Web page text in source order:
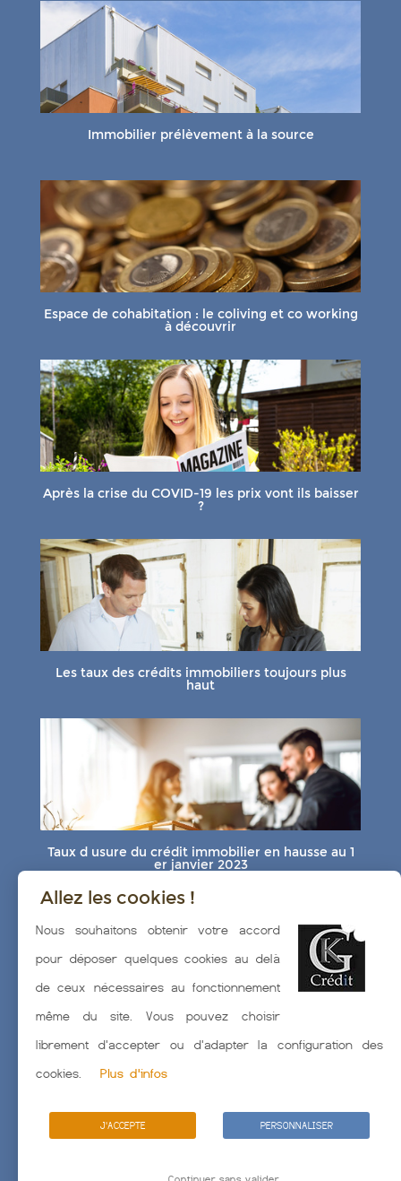
Immobilier prélèvement à la source
Espace de cohabitation : le coliving et co working
à découvrir
Après la crise du COVID-19 les prix vont ils baisser
?
Les taux des crédits immobiliers toujours plus
haut
Taux d usure du crédit immobilier en hausse au 1
er janvier 2023
attendue ?
Allez les cookies !
Nous souhaitons obtenir votre accord
pour déposer quelques cookies au delà
de ceux nécessaires au fonctionnement
même du site. Vous pouvez choisir
librement d'accepter ou d'adapter la configuration des
cookies.
Plus d'infos
J'ACCEPTE PERSONNALISER